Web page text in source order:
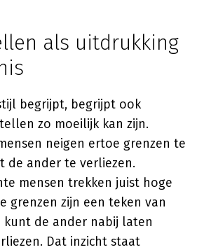
als uitdrukking
begrijpt, begrijpt ook
zo moeilijk kan zijn.
neigen ertoe grenzen te
de ander te verliezen.
mensen trekken juist hoge
grenzen zijn een teken van
kunt de ander nabij laten
Dat inzicht staat